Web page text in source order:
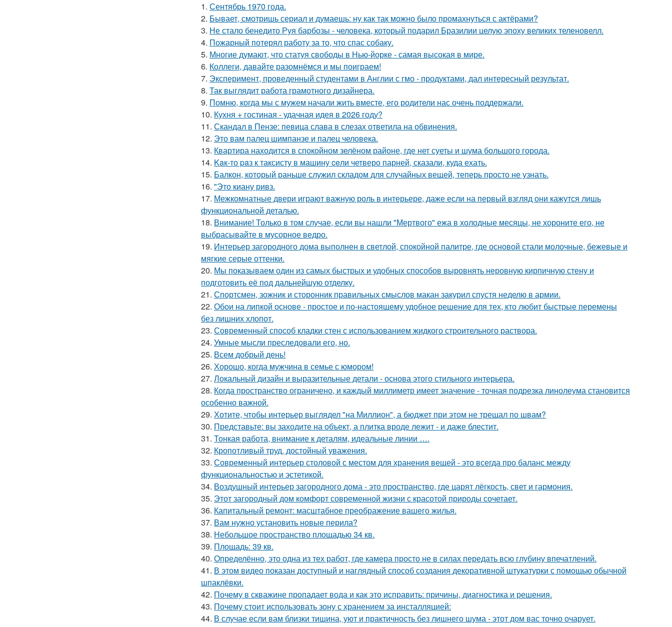
1. Сентябрь 1970 года.
2. Бывает, смотришь сериал и думаешь: ну как так можно было промахнуться с актёрами?
3. Не стало бенедито Руя барбозы - человека, который подарил Бразилии целую эпоху великих теленовелл.
4. Пожарный потерял работу за то, что спас собаку.
5. Многие думают, что статуя свободы в Нью-йорке - самая высокая в мире.
6. Коллеги, давайте разомнёмся и мы поиграем!
7. Эксперимент, проведенный студентами в Англии с гмо - продуктами, дал интересный результат.
8. Так выглядит работа грамотного дизайнера.
9. Помню, когда мы с мужем начали жить вместе, его родители нас очень поддержали.
10. Кухня + гостиная - удачная идея в 2026 году?
11. Скандал в Пензе: певица слава в слезах ответила на обвинения.
12. Это вам палец шимпанзе и палец человека.
13. Квартира находится в спокойном зелёном районе, где нет суеты и шума большого города.
14. Kaк-то paз к таксисту в машину ceли четверо парней, сказали, куда ехать.
15. Балкон, который раньше служил складом для случайных вещей, теперь просто не узнать.
16. "Это киану ривз.
17. Межкомнатные двери играют важную роль в интерьере, даже если на первый взгляд они кажутся лишь
функциональной деталью.
18. Внимание! Только в том случае, если вы нашли "Мертвого" ежа в холодные месяцы, не хороните его, не
выбрасывайте в мусорное ведро.
19. Интерьер загородного дома выполнен в светлой, спокойной палитре, где основой стали молочные, бежевые и
мягкие серые оттенки.
20. Мы показываем один из самых быстрых и удобных способов выровнять неровную кирпичную стену и
подготовить её под дальнейшую отделку.
21. Спортсмен, зожник и сторонник правильных смыслов макан закурил спустя неделю в армии.
22. Обои на липкой основе - простое и по-настоящему удобное решение для тех, кто любит быстрые перемены
без лишних хлопот.
23. Современный способ кладки стен с использованием жидкого строительного раствора.
24. Умные мысли преследовали его, но.
25. Всем добрый день!
26. Хорошо, когда мужчина в семье с юмором!
27. Локальный дизайн и выразительные детали - основа этого стильного интерьера.
28. Когда пространство ограничено, и каждый миллиметр имеет значение - точная подрезка линолеума становится
особенно важной.
29. Хотите, чтобы интерьер выглядел "на Миллион", а бюджет при этом не трещал по швам?
30. Представьте: вы заходите на объект, а плитка вроде лежит - и даже блестит.
31. Тонкая работа, внимание к деталям, идеальные линии ….
32. Кропотливый труд, достойный уважения.
33. Современный интерьер столовой с местом для хранения вещей - это всегда про баланс между
функциональностью и эстетикой.
34. Воздушный интерьер загородного дома - это пространство, где царят лёгкость, свет и гармония.
35. Этот загородный дом комфорт современной жизни с красотой природы сочетает.
36. Капитальный ремонт: масштабное преображение вашего жилья.
37. Вам нужно установить новые перила?
38. Небольшое пространство площадью 34 кв.
39. Площадь: 39 кв.
40. Определённо, это одна из тех работ, где камера просто не в силах передать всю глубину впечатлений.
41. В этом видео показан доступный и наглядный способ создания декоративной штукатурки с помощью обычной
шпаклёвки.
42. Почему в скважине пропадает вода и как это исправить: причины, диагностика и решения.
43. Почему стоит использовать зону с хранением за инсталляцией:
44. В случае если вам близки тишина, уют и практичность без лишнего шума - этот дом вас точно очарует.